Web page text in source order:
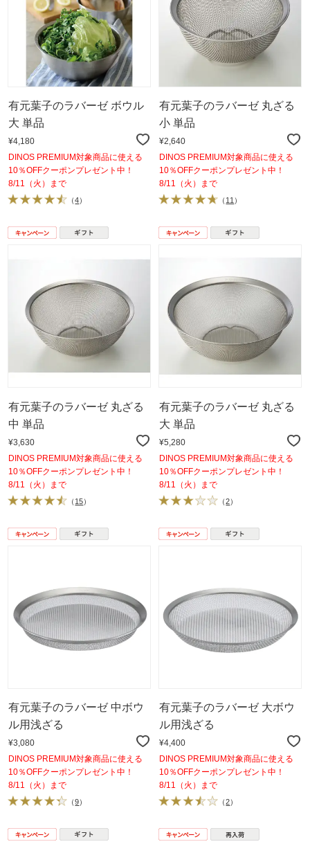
有元葉子のラバーゼ ボウル
大 単品
¥4,180
DINOS PREMIUM対象商品に使える
10％OFFクーポンプレゼント中！
8/11（火）まで
（4）
有元葉子のラバーゼ 丸ざる
小 単品
¥2,640
DINOS PREMIUM対象商品に使える
10％OFFクーポンプレゼント中！
8/11（火）まで
（ 11 ）
有元葉子のラバーゼ 丸ざる
中 単品
¥3,630
DINOS PREMIUM対象商品に使える
10％OFFクーポンプレゼント中！
8/11（火）まで
（ 15）
有元葉子のラバーゼ 丸ざる
大 単品
¥5,280
DINOS PREMIUM対象商品に使える
10％OFFクーポンプレゼント中！
8/11（火）まで
（2）
有元葉子のラバーゼ 中ボウ
ル用浅ざる
¥3,080
DINOS PREMIUM対象商品に使える
10％OFFクーポンプレゼント中！
8/11（火）まで
（9）
有元葉子のラバーゼ 大ボウ
ル用浅ざる
¥4,400
DINOS PREMIUM対象商品に使える
10％OFFクーポンプレゼント中！
8/11（火）まで
（2）